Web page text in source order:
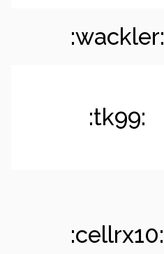
:wackler:
:tk99:
:cellrx10: